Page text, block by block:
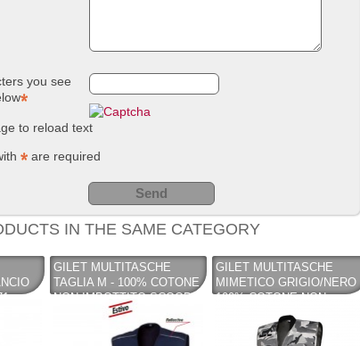
you see
to reload text
are required
IN THE SAME CATEGORY
GILET MULTITASCHE
TAGLIA M - 100% COTONE
NON IMBOTTITO SCOOP
BLUE - ISSA INDUSTRIAL
STARTER - INDUSTRIAL
GILET MULTITASCHE
MIMETICO GRIGIO/NERO
100% COTONE NON
IMBOTTITO - ISSA -
INDUSTRIAL STARTER